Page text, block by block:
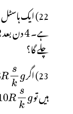
22) ایک ہاسٹل میں
ہے۔ دن بعد
چلے گا؟
23) اگر
ہیں تو